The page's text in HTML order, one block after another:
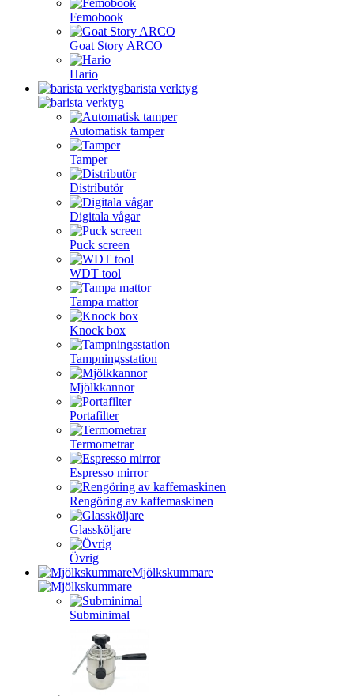
Femobook
Goat Story ARCO
Hario
barista verktyg
Automatisk tamper
Tamper
Distributör
Digitala vågar
Puck screen
WDT tool
Tampa mattor
Knock box
Tampningsstation
Mjölkkannor
Portafilter
Termometrar
Espresso mirror
Rengöring av kaffemaskinen
Glassköljare
Övrig
Mjölkskummare
Subminimal